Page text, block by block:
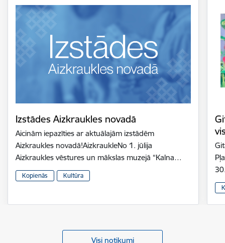
Izstādes Aizkraukles novadā
Aicinām iepazīties ar aktuālajām izstādēm
Aizkraukles novadā!AizkraukleNo 1. jūlija
Aizkraukles vēstures un mākslas muzejā “Kalna…
Kopienās Kultūra
Visi notikumi